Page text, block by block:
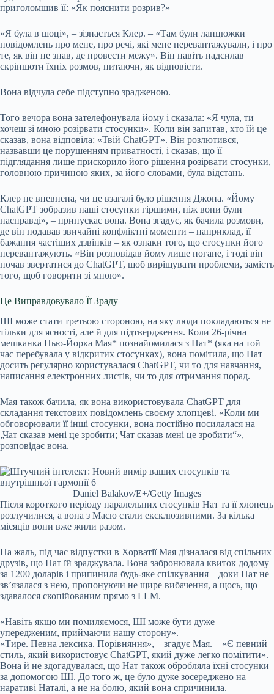
приголомшив її: «Як пояснити розрив?»
«Я була в шоці», – зізнається Клер. – «Там були ланцюжки
повідомлень про мене, про речі, які мене перевантажували, і про
те, як він не знав, де провести межу». Він навіть надсилав
скріншоти їхніх розмов, питаючи, як відповісти.
Вона відчула себе підступно зрадженою.
Того вечора вона зателефонувала йому і сказала: «Я чула, ти
хочеш зі мною розірвати стосунки». Коли він запитав, хто їй це
сказав, вона відповіла: «Твій ChatGPT». Він розлютився,
назвавши це порушенням приватності, і сказав, що її
підглядання лише прискорило його рішення розірвати стосунки,
головною причиною яких, за його словами, була відстань.
Клер не впевнена, чи це взагалі було рішення Джона. «Йому
ChatGPT зобразив наші стосунки гіршими, ніж вони були
насправді», – припускає вона. Вона згадує, як бачила розмови,
де він подавав звичайні конфліктні моменти – наприклад, її
бажання частіших дзвінків – як ознаки того, що стосунки його
перевантажують. «Він розповідав йому лише погане, і тоді він
почав звертатися до ChatGPT, щоб вирішувати проблеми, замість
того, щоб говорити зі мною».
Це Виправдовувало Її Зраду
ШІ може стати третьою стороною, на яку люди покладаються не
тільки для ясності, але й для підтвердження. Коли 26-річна
мешканка Нью-Йорка Мая* познайомилася з Нат* (яка на той
час перебувала у відкритих стосунках), вона помітила, що Нат
досить регулярно користувалася ChatGPT, чи то для навчання,
написання електронних листів, чи то для отримання порад.
Мая також бачила, як вона використовувала ChatGPT для
складання текстових повідомлень своєму хлопцеві. «Коли ми
обговорювали її інші стосунки, вона постійно посилалася на
„Чат сказав мені це зробити; Чат сказав мені це зробити“», –
розповідає вона.
Daniel Balakov/E+/Getty Images
Після короткого періоду паралельних стосунків Нат та її хлопець
розлучилися, а вона з Маєю стали ексклюзивними. За кілька
місяців вони вже жили разом.
На жаль, під час відпустки в Хорватії Мая дізналася від спільних
друзів, що Нат їй зраджувала. Вона забронювала квиток додому
за 1200 доларів і припинила будь-яке спілкування – доки Нат не
зв’язалася з нею, пропонуючи не щире вибачення, а щось, що
здавалося скопійованим прямо з LLM.
«Навіть якщо ми помиляємося, ШІ може бути дуже
упередженим, приймаючи нашу сторону».
«Тире. Певна лексика. Порівняння», – згадує Мая. – «Є певний
стиль, який використовує ChatGPT, який дуже легко помітити».
Вона й не здогадувалася, що Нат також обробляла їхні стосунки
за допомогою ШІ. До того ж, це було дуже зосереджено на
наративі Наталі, а не на болю, який вона спричинила.